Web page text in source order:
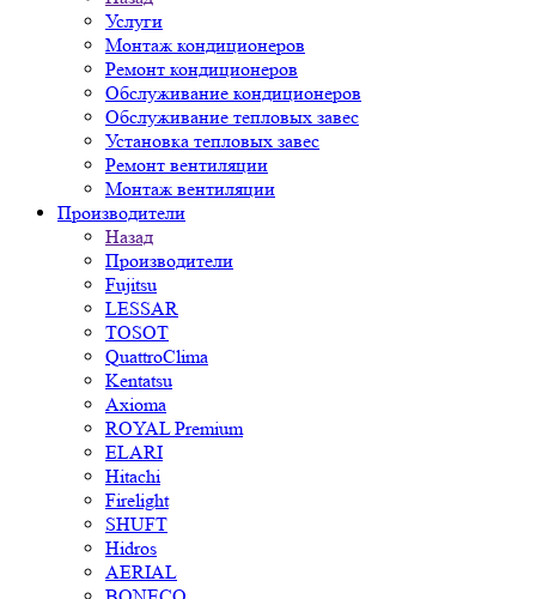
Услуги
Монтаж кондиционеров
Ремонт кондиционеров
Обслуживание кондиционеров
Обслуживание тепловых завес
Установка тепловых завес
Ремонт вентиляции
Монтаж вентиляции
Производители
Назад
Производители
Fujitsu
LESSAR
TOSOT
QuattroClima
Kentatsu
Axioma
ROYAL Premium
ELARI
Hitachi
Firelight
SHUFT
Hidros
AERIAL